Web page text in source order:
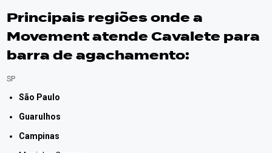
Principais regiões onde a
Movement atende Cavalete para
barra de agachamento:
SP
São Paulo
Guarulhos
Campinas